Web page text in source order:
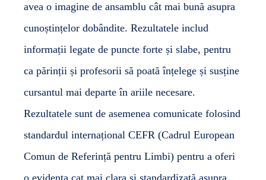
avea o imagine de ansamblu cât mai bună asupra
cunoștințelor dobândite. Rezultatele includ
informații legate de puncte forte și slabe, pentru
ca părinții și profesorii să poată înțelege și susține
cursantul mai departe în ariile necesare.
Rezultatele sunt de asemenea comunicate folosind
standardul internațional CEFR (Cadrul European
Comun de Referință pentru Limbi) pentru a oferi